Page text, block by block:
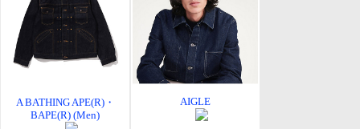
A BATHING APE(R)・
BAPE(R) (Men)
AIGLE